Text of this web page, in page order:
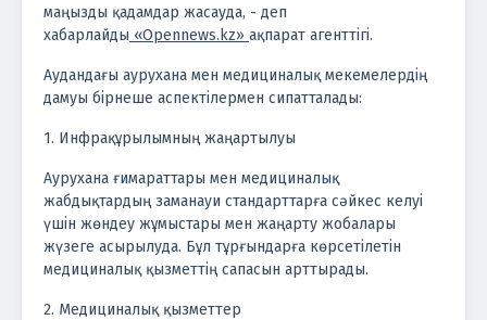
маңызды қадамдар жасауда, - деп
хабарлайды «Opennews.kz» ақпарат агенттігі.
Аудандағы аурухана мен медициналық мекемелердің
дамуы бірнеше аспектілермен сипатталады:
1. Инфрақұрылымның жаңартылуы
Аурухана ғимараттары мен медициналық
жабдықтардың заманауи стандарттарға сәйкес келуі
үшін жөндеу жұмыстары мен жаңарту жобалары
жүзеге асырылуда. Бұл тұрғындарға көрсетілетін
медициналық қызметтің сапасын арттырады.
2. Медициналық қызметтер